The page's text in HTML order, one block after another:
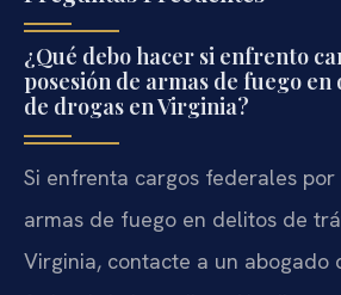
¿Qué debo hacer si enfrento
posesión de armas de fuego
de drogas en Virginia?
Si enfrenta cargos federales por
armas de fuego en delitos de
Virginia, contacte a un abogado